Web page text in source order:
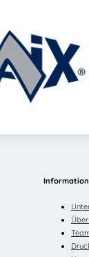
Information